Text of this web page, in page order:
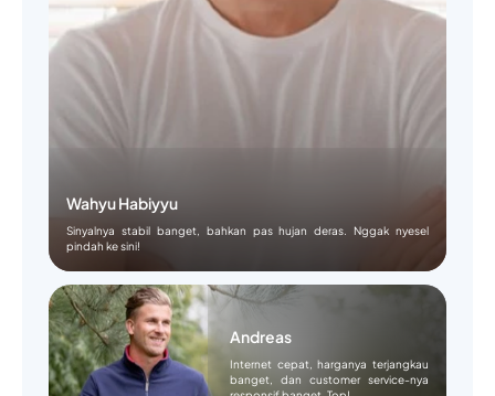
Wahyu Habiyyu
Sinyalnya stabil banget, bahkan pas hujan deras. Nggak nyesel
pindah ke sini!
Andreas
Internet cepat, harganya terjangkau
banget, dan customer service-nya